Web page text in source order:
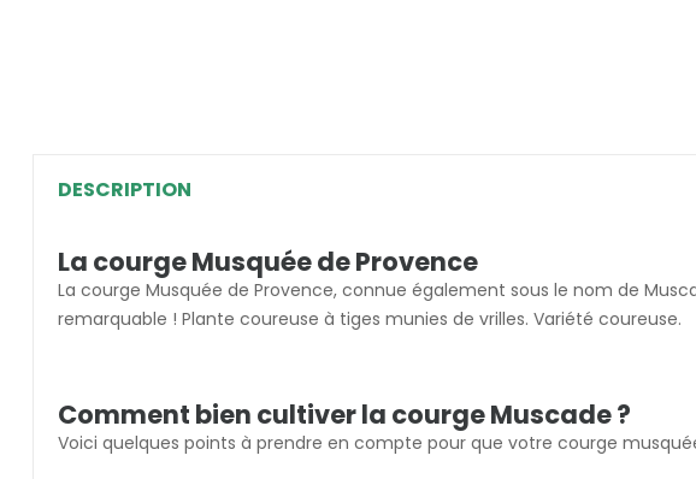
DESCRIPTION
La courge Musquée de Provence
La courge Musquée de Provence, connue également sous le nom de
remarquable ! Plante coureuse à tiges munies de vrilles. Variété coureuse.
Comment bien cultiver la courge Muscade ?
Voici quelques points à prendre en compte pour que votre courge